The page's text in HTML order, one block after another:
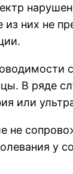
них не
В ряде
или
не
у